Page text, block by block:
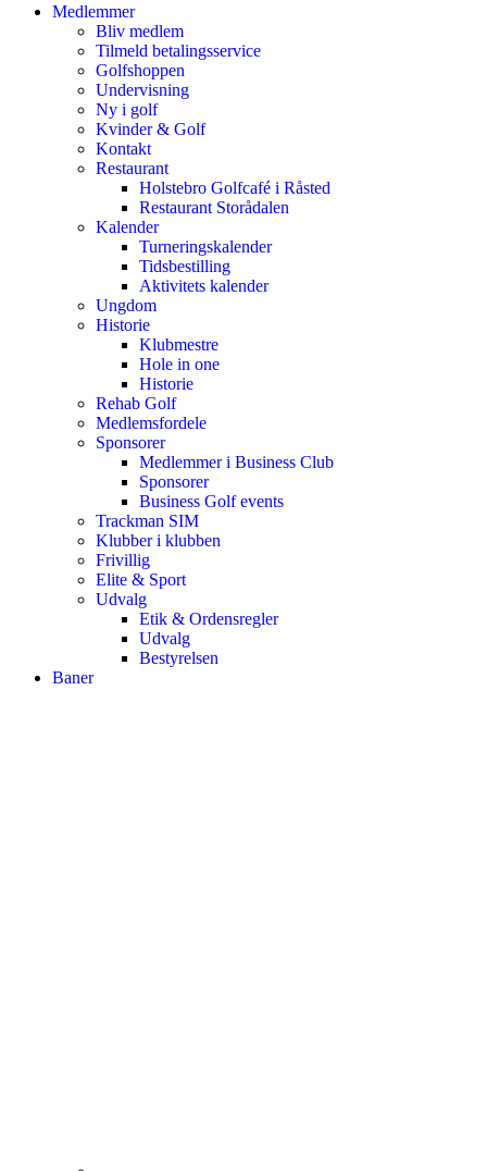
Medlemmer
Bliv medlem
Tilmeld betalingsservice
Golfshoppen
Undervisning
Ny i golf
Kvinder & Golf
Kontakt
Restaurant
Holstebro Golfcafé i Råsted
Restaurant Storådalen
Kalender
Turneringskalender
Tidsbestilling
Aktivitets kalender
Ungdom
Historie
Klubmestre
Hole in one
Historie
Rehab Golf
Medlemsfordele
Sponsorer
Medlemmer i Business Club
Sponsorer
Business Golf events
Trackman SIM
Klubber i klubben
Frivillig
Elite & Sport
Udvalg
Etik & Ordensregler
Udvalg
Bestyrelsen
Baner